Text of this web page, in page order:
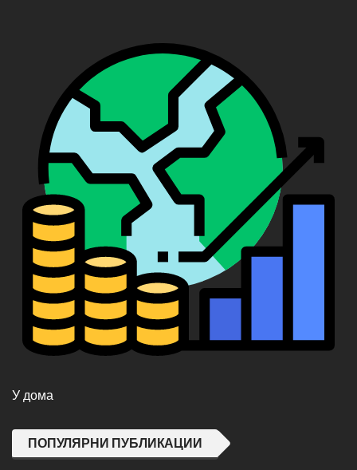
У дома
ПОПУЛЯРНИ ПУБЛИКАЦИИ